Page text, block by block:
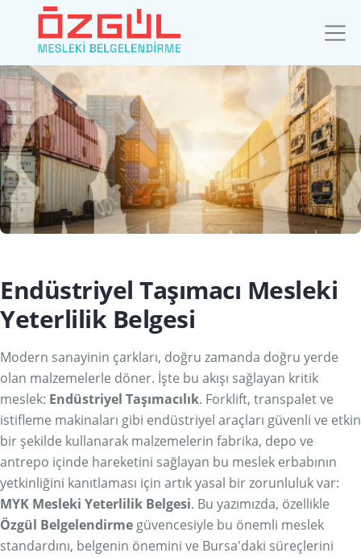
Endüstriyel Taşımacı Mesleki
Yeterlilik Belgesi
Modern sanayinin çarkları, doğru zamanda doğru yerde
olan malzemelerle döner. İşte bu akışı sağlayan kritik
meslek: Endüstriyel Taşımacılık. Forklift, transpalet ve
istifleme makinaları gibi endüstriyel araçları güvenli ve etkin
bir şekilde kullanarak malzemelerin fabrika, depo ve
antrepo içinde hareketini sağlayan bu meslek erbabının
yetkinliğini kanıtlaması için artık yasal bir zorunluluk var:
MYK Mesleki Yeterlilik Belgesi. Bu yazımızda, özellikle
Özgül Belgelendirme güvencesiyle bu önemli meslek
standardını, belgenin önemini ve Bursa'daki süreçlerini